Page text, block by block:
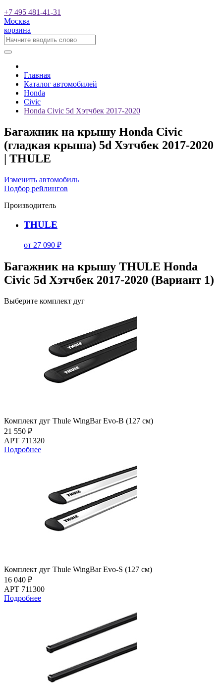
+7 495 481-41-31
Москва
корзина
Главная
Каталог автомобилей
Honda
Civic
Honda Civic 5d Хэтчбек 2017-2020
Багажник на крышу Honda Civic
(гладкая крыша) 5d Хэтчбек 2017-2020
| THULE
Изменить автомобиль
Подбор рейлингов
Производитель
THULE
от 27 090 ₽
Багажник на крышу THULE Honda
Civic 5d Хэтчбек 2017-2020 (Вариант 1)
Выберите комплект дуг
Комплект дуг Thule WingBar Evo-B (127 см)
21 550 ₽
АРТ 711320
Подробнее
Комплект дуг Thule WingBar Evo-S (127 см)
16 040 ₽
АРТ 711300
Подробнее